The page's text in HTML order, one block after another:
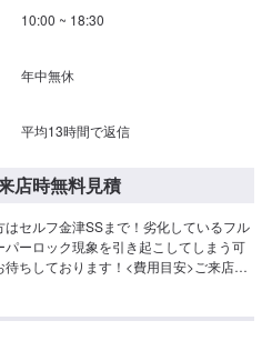
10:00 ~ 18:30
年中無休
平均13時間で返信
店時無料見積
セルフ金津SSまで！劣化しているフル
ーロック現象を引き起こしてしまう可
ちしております！<費用目安>ご来店後